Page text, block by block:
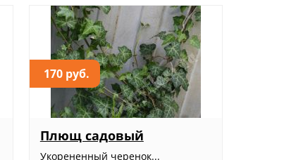
170 руб.
Плющ садовый
Укорененный черенок...